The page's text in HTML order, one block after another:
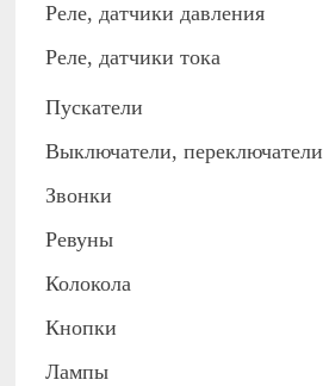
Реле, датчики давления
Реле, датчики тока
Пускатели
Выключатели, переключатели
Звонки
Ревуны
Колокола
Кнопки
Лампы